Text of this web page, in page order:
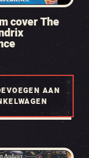
cover The
AAN